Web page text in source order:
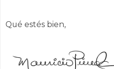
Qué estés bien,